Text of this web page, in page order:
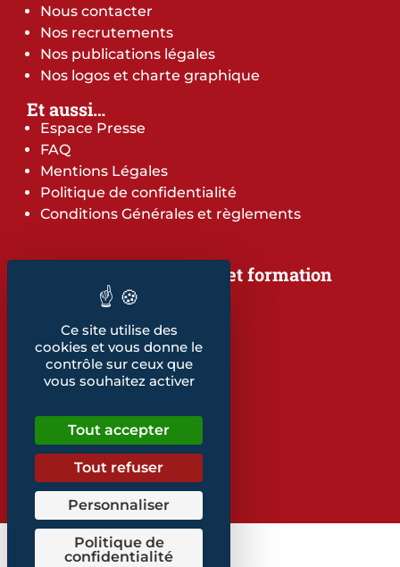
Nous contacter
Nos recrutements
Nos publications légales
Nos logos et charte graphique
Et aussi…
Espace Presse
FAQ
Mentions Légales
Politique de confidentialité
Conditions Générales et règlements
Notre offre de services et formation
Notre offre de services
Notre dépliant formation
Les indicateurs
Nos publications
Retrouvez également...
Notre glossaire
Ce site utilise des
cookies et vous donne le
contrôle sur ceux que
vous souhaitez activer
Tout accepter
Tout refuser
Personnaliser
Politique de
confidentialité